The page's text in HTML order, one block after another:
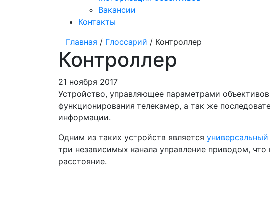
Вакансии
Контакты
Главная / Глоссарий / Контроллер
Контроллер
21 ноября 2017
Устройство, управляющее параметрами
функционирования телекамер, а так же
информации.
Одним из таких устройств является
три независимых канала управление приводом,
расстояние.